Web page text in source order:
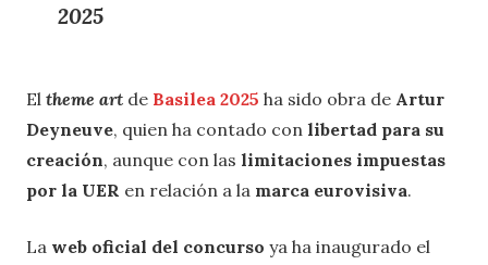
2025
El theme art de Basilea 2025 ha sido obra de Artur
Deyneuve, quien ha contado con libertad para su
creación, aunque con las limitaciones impuestas
por la UER en relación a la marca eurovisiva.
La web oficial del concurso ya ha inaugurado el